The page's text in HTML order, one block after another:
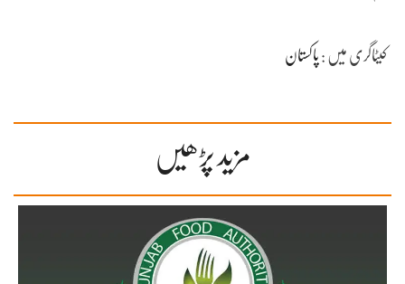
کیٹاگری میں : پاکستان
مزید پڑھیں